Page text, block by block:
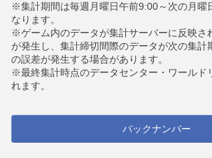
※集計期間は毎週月曜日午前9:00～次の月曜
なります。
※ゲーム内のデータが集計サーバーに反映さ
が発生し、集計締切間際のデータが次の集計
の誤差が発生する場合があります。
※最終集計時点のデータセンター・ワールド
れます。
バックナンバー